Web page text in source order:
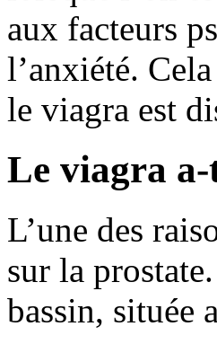
aux facteurs
l’anxiété.
le viagra est
Le viagra
L’une des
sur la
bassin, située